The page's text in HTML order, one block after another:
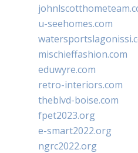
u-seehomes.com
mischieffashion.com
eduwyre.com
retro-interiors.com
theblvd-boise.com
fpet2023.org
e-smart2022.org
ngrc2022.org